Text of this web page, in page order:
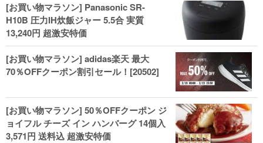
[お買い物マラソン] Panasonic SR-
H10B 圧力IH炊飯ジャー 5.5合 実質
13,240円 超激安特価
[お買い物マラソン] adidas楽天 最大
70％OFFクーポン割引セール！[20502]
[お買い物マラソン] 50％OFFクーポン ジ
ョイフル チーズ イン ハンバーグ 14個入
3,571円 送料込 超激安特価